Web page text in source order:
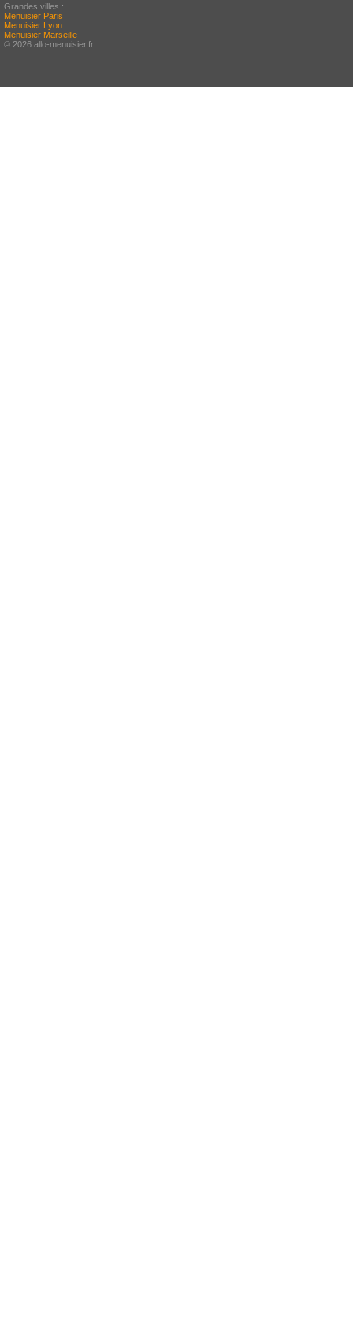
Grandes villes :
Menuisier Paris
Menuisier Lyon
Menuisier Marseille
© 2026 allo-menuisier.fr